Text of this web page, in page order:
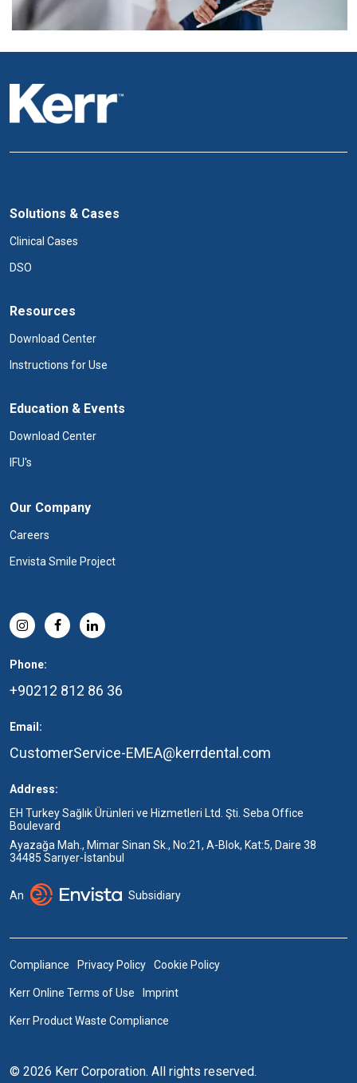
Solutions & Cases
Clinical Cases
DSO
Resources
Download Center
Instructions for Use
Education & Events
Download Center
IFU's
Our Company
Careers
Envista Smile Project
Phone:
+90212 812 86 36
Email:
CustomerService-EMEA@kerrdental.com
Address:
EH Turkey Sağlık Ürünleri ve Hizmetleri Ltd. Şti. Seba Office
Boulevard
Ayazağa Mah., Mimar Sinan Sk., No:21, A-Blok, Kat:5, Daire 38
34485 Sarıyer-İstanbul
An Subsidiary
Compliance Privacy Policy Cookie Policy
Kerr Online Terms of Use Imprint
Kerr Product Waste Compliance
© 2026 Kerr Corporation. All rights reserved.